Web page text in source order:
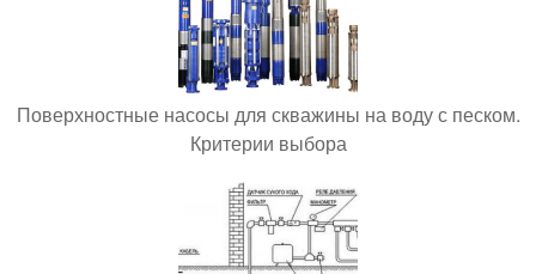
Поверхностные насосы для скважины на воду с песком.
Критерии выбора